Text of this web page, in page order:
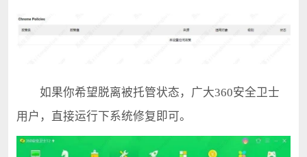
如果你希望脱离被托管状态，广大360安全卫士
用户，直接运行下系统修复即可。